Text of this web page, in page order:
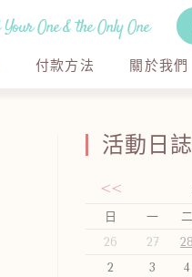
One & the Only One
付款方法 關於我們
活動日誌
<<
日 一 二
26
27 28
2
3 4